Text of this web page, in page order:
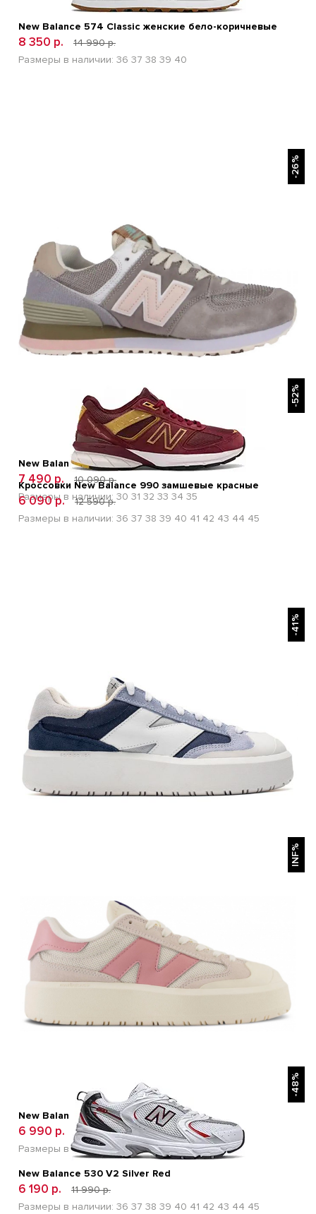
New Balance 574 Classic женские бело-коричневые
8 350 р.
14 990 р.
Размеры в наличии: 36 37 38 39 40
-26%
New Balance 574 Grey Pink Детские
7 490 р.
10 090 р.
Размеры в наличии: 30 31 32 33 34 35
-52%
Кроссовки New Balance 990 замшевые красные
6 090 р. 12 590 р.
Размеры в наличии: 36 37 38 39 40 41 42 43 44 45
-41%
11 900 р.
Размеры в наличии:41 42 43 44
INF%
New Balance CT-302 White Reflection
6 990 р.
0 р.
Размеры в наличии:40 41 42 43 44 45
-48%
New Balance 530 V2 Silver Red
6 190 р.
11 990 р.
Размеры в наличии: 36 37 38 39 40 41 42 43 44 45